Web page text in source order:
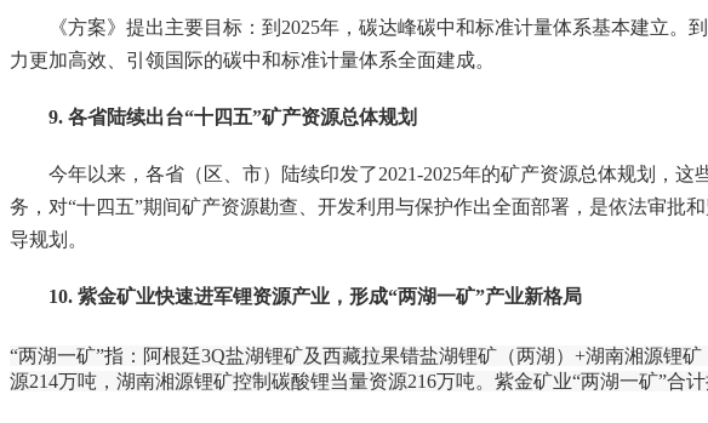
《方案》提出主要目标：到2025年，碳达峰碳中和标准计量体系基本建立。
力更加高效、引领国际的碳中和标准计量体系全面建成。
9. 各省陆续出台“十四五”矿产资源总体规划
今年以来，各省（区、市）陆续印发了2021-2025年的矿产资源总体规划，这
务，对“十四五”期间矿产资源勘查、开发利用与保护作出全面部署，是依法审批
导规划。
10. 紫金矿业快速进军锂资源产业，形成“两湖一矿”产业新格局
“两湖一矿”指：阿根廷3Q盐湖锂矿及西藏拉果错盐湖锂矿（两湖）+湖南湘源锂
源214万吨，湖南湘源锂矿控制碳酸锂当量资源216万吨。紫金矿业“两湖一矿”合